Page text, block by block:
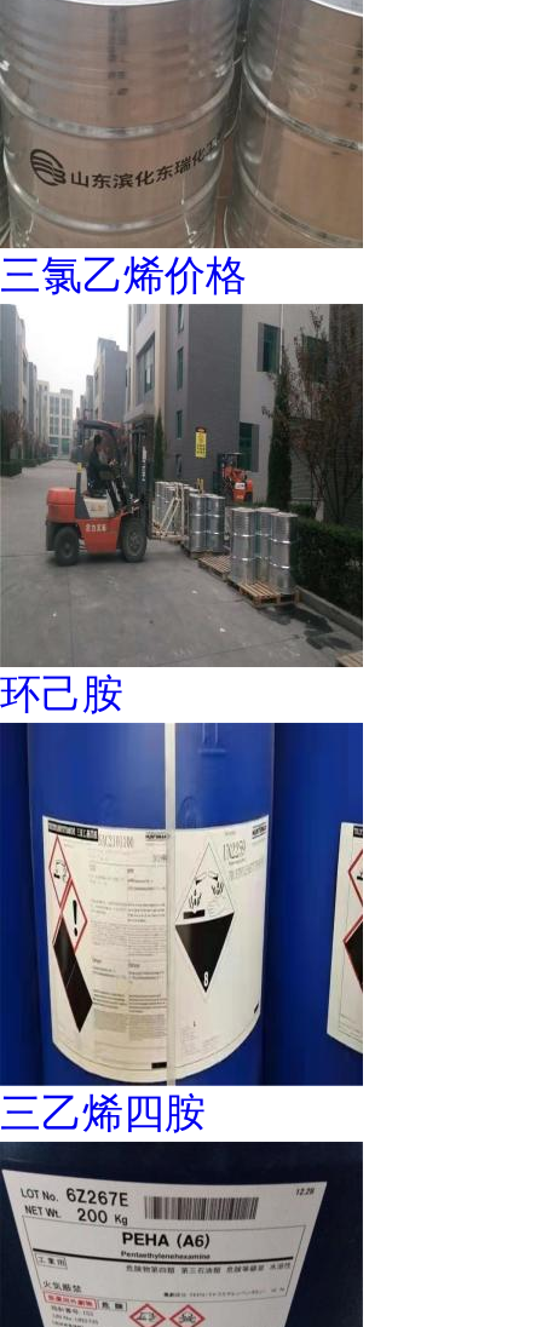
三氯乙烯价格
环己胺
三乙烯四胺